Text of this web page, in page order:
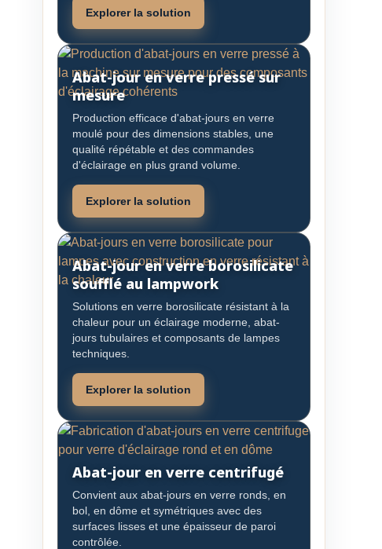
Explorer la solution
Abat-jour en verre pressé sur
mesure
Production efficace d'abat-jours en verre
moulé pour des dimensions stables, une
qualité répétable et des commandes
d'éclairage en plus grand volume.
Explorer la solution
Abat-jour en verre borosilicate
soufflé au lampwork
Solutions en verre borosilicate résistant à la
chaleur pour un éclairage moderne, abat-
jours tubulaires et composants de lampes
techniques.
Explorer la solution
Abat-jour en verre centrifugé
Convient aux abat-jours en verre ronds, en
bol, en dôme et symétriques avec des
surfaces lisses et une épaisseur de paroi
contrôlée.